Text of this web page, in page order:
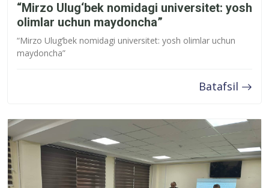
“Mirzo Ulug‘bek nomidagi universitet: yosh
olimlar uchun maydoncha”
“Mirzo Ulug‘bek nomidagi universitet: yosh olimlar uchun
maydoncha”
Batafsil